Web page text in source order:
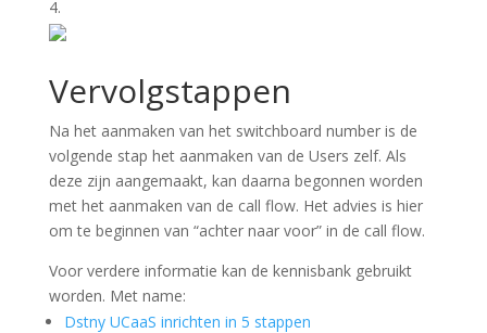
Vervolgstappen
Na het aanmaken van het switchboard number is de
volgende stap het aanmaken van de Users zelf. Als
deze zijn aangemaakt, kan daarna begonnen worden
met het aanmaken van de call flow. Het advies is hier
om te beginnen van “achter naar voor” in de call flow.
Voor verdere informatie kan de kennisbank gebruikt
worden. Met name:
Dstny UCaaS inrichten in 5 stappen